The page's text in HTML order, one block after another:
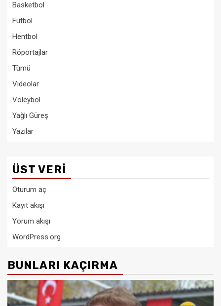
Basketbol
Futbol
Hentbol
Röportajlar
Tümü
Videolar
Voleybol
Yağlı Güreş
Yazılar
ÜST VERI
Oturum aç
Kayıt akışı
Yorum akışı
WordPress.org
BUNLARI KAÇIRMA